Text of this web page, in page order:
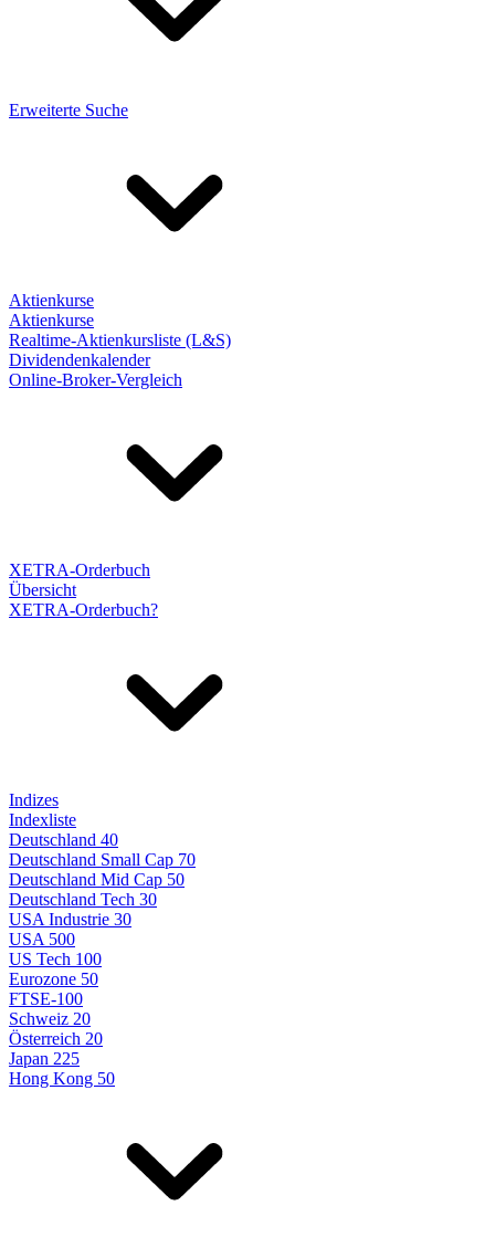
Erweiterte Suche
Aktienkurse
Aktienkurse
Realtime-Aktienkursliste (L&S)
Dividendenkalender
Online-Broker-Vergleich
XETRA-Orderbuch
Übersicht
XETRA-Orderbuch?
Indizes
Indexliste
Deutschland 40
Deutschland Small Cap 70
Deutschland Mid Cap 50
Deutschland Tech 30
USA Industrie 30
USA 500
US Tech 100
Eurozone 50
FTSE-100
Schweiz 20
Österreich 20
Japan 225
Hong Kong 50